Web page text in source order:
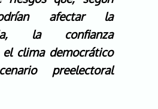
afectar la
la confianza
clima democrático
preelectoral